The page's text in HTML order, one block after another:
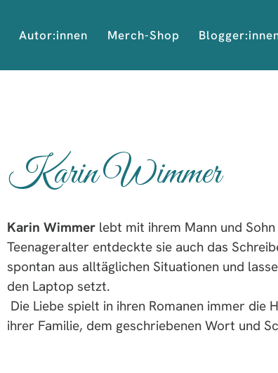
Autor:innen Merch-Shop
Karin Wimmer
Karin Wimmer lebt mit ihrem Mann und
Teenageralter entdeckte sie auch das
spontan aus alltäglichen Situationen und
den Laptop setzt.
Die Liebe spielt in ihren Romanen immer die
ihrer Familie, dem geschriebenen Wort und